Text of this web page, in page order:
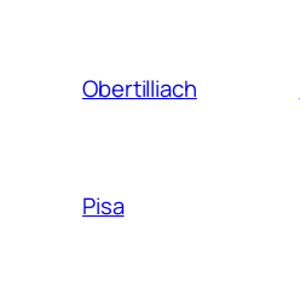
Obertilliach
Pisa